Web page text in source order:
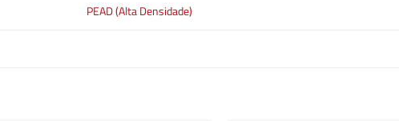
PEAD (Alta Densidade)